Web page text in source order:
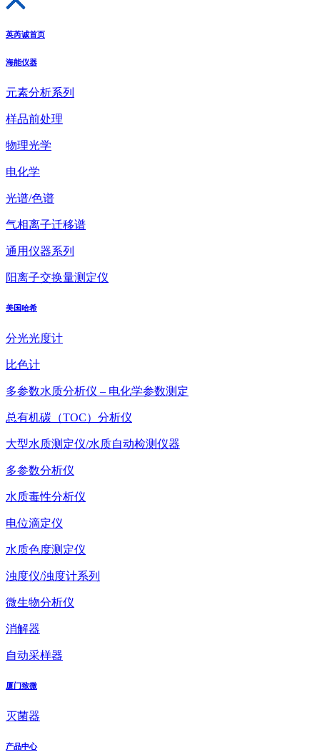
英芮诚首页
海能仪器
元素分析系列
样品前处理
物理光学
电化学
光谱/色谱
气相离子迁移谱
通用仪器系列
阳离子交换量测定仪
美国哈希
分光光度计
比色计
多参数水质分析仪 – 电化学参数测定
总有机碳（TOC）分析仪
大型水质测定仪/水质自动检测仪器
多参数分析仪
水质毒性分析仪
电位滴定仪
水质色度测定仪
浊度仪/浊度计系列
微生物分析仪
消解器
自动采样器
厦门致微
灭菌器
产品中心